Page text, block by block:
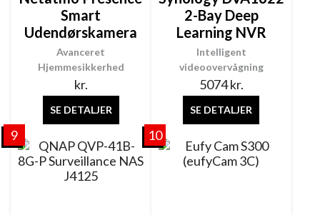
Avanceret
Hjemmesikkerhed
Smart
Udendørskamera
kr.
SE DETALJER
Intelligent
videoovervågning
2-Bay Deep
Learning NVR
5074kr.
SE DETALJER
9 10